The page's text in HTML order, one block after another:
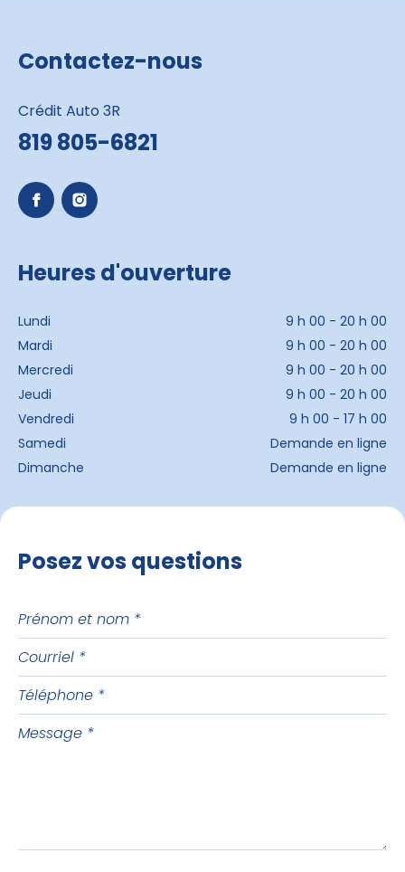
Contactez-nous
Crédit Auto 3R
819 805-6821
Heures d'ouverture
Lundi
9 h 00 - 20 h 00
Mardi
9 h 00 - 20 h 00
Mercredi
9 h 00 - 20 h 00
Jeudi
9 h 00 - 20 h 00
Vendredi
9 h 00 - 17 h 00
Samedi
Demande en ligne
Dimanche
Demande en ligne
Posez vos questions
Prénom
nom
Courriel
Téléphone
Message